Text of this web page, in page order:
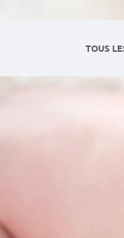
TOUS